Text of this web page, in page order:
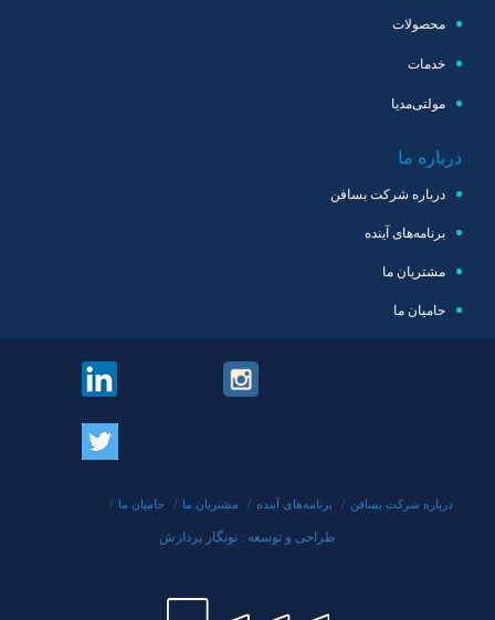
محصولات
خدمات
مولتی‌مدیا
درباره ما
درباره شرکت بسافن
برنامه‌های آینده
مشتریان ما
حامیان ما
درباره شرکت بسافن برنامه‌های آینده مشتریان ما حامیان ما
طراحی و توسعه : نونگار پردازش